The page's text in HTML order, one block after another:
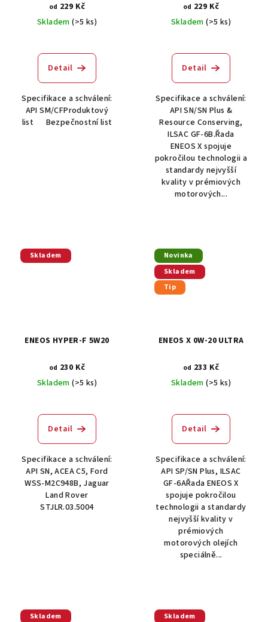
od 229 Kč
Skladem(>5 ks)
Detail
Specifikace a schválení:
API SM/CFProduktový
list Bezpečnostní list
od 229 Kč
Skladem(>5 ks)
hodnocení
produktu
z
5
hvězdiček.
Detail
Specifikace a schválení:
API SN/SN Plus &
Resource Conserving,
ILSAC GF-6B.Řada
ENEOS X spojuje
pokročilou technologii a
standardy nejvyšší
kvality v prémiových
motorových...
Skladem
ENEOS HYPER-F 5W20
od 230 Kč
Skladem(>5 ks)
Detail
Specifikace a schválení:
API SN, ACEA C5, Ford
WSS-M2C948B, Jaguar
Land Rover
STJLR.03.5004
Novinka
Skladem
Tip
ENEOS X 0W-20 ULTRA
od 233 Kč
Skladem(>5 ks)
hodnocení
produktu
z
5
hvězdiček.
Detail
Specifikace a schválení:
API SP/SN Plus, ILSAC
GF-6AŘada ENEOS X
spojuje pokročilou
technologii a standardy
nejvyšší kvality v
prémiových
motorových olejích
speciálně...
Skladem Skladem